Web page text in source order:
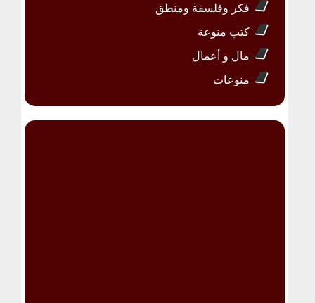
فكر وفلسفة ومنطق
كتب منوعة
مال و أعمال
منوعات